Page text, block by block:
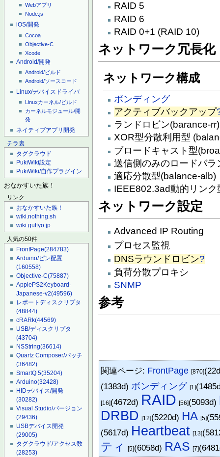
Webアプリ
Node.js
iOS/開発
Cocoa
Objective-C
Xcode
Android/開発
Android/ビルド
Android/ソースコード
Linux/デバイスドライバ
Linuxカーネル/ビルド
カーネルモジュール/開
発
ネイティブアプリ開発
チラ裏
タグクラウド
PukiWiki設定
PukiWiki/自作プラグイン
おなかすいた族！
リンク
おなかすいた族！
wiki.nothing.sh
wiki.guttyo.jp
人気の50件
FrontPage(284783)
Arduino/ピン配置
(160558)
Objective-C(75887)
ApplePS2Keyboard-
Japanese-v2(49596)
レポートディスクリプタ
(48844)
cRARk(44569)
USB/ディスクリプタ
(43704)
NSString(36614)
Quartz Composer/パッチ
(36482)
SmartQ 5(35204)
Arduino(32428)
HIDデバイス/開発
(30282)
Visual Studio/バージョン
(29436)
USBデバイス開発
(29005)
タグクラウド/アクセス数
(28253)
RAID 5
RAID 6
RAID 0+1 (RAID 10)
ネットワーク冗長化
ネットワーク構成
ボンディング
アクティブバックアップ
ランドロビン(barance-rr)
XOR型分散利用型
ブロードキャスト型
送信側のみのロードバ
適応分散型(balance-alb)
IEEE802.3ad動的リン
ネットワーク設定
Advanced IP Routing
プロセス監視
DNSラウンドロビン?
負荷分散プロキシ
SNMP
参考
関連ページ: FrontPage [870]
(1383d) ボンディング [1]
[16](4672d) RAID [56](5093d)
DRBD [12](5220d) HA [5]
(5617d) Heartbeat [13]
ティ [5](6058d) RAS [7]